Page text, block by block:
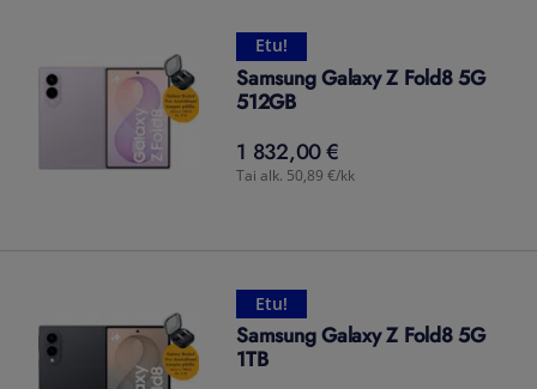
Etu!
Samsung Galaxy Z Fold8 5G
512GB
1 832,00 €
1 832,00€
Tai alk. 50,89 €/kk
Etu!
Samsung Galaxy Z Fold8 5G
1TB